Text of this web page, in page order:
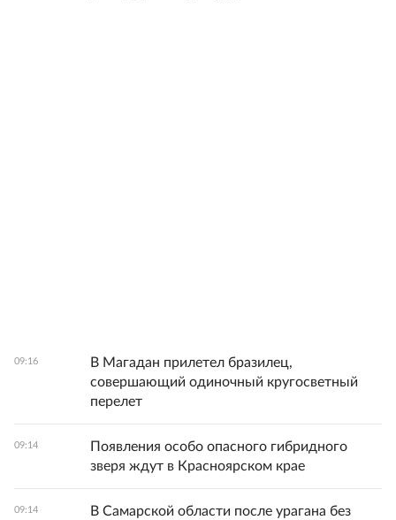
09:16
В Магадан прилетел бразилец,
совершающий одиночный кругосветный
перелет
09:14
Появления особо опасного гибридного
зверя ждут в Красноярском крае
09:14
В Самарской области после урагана без